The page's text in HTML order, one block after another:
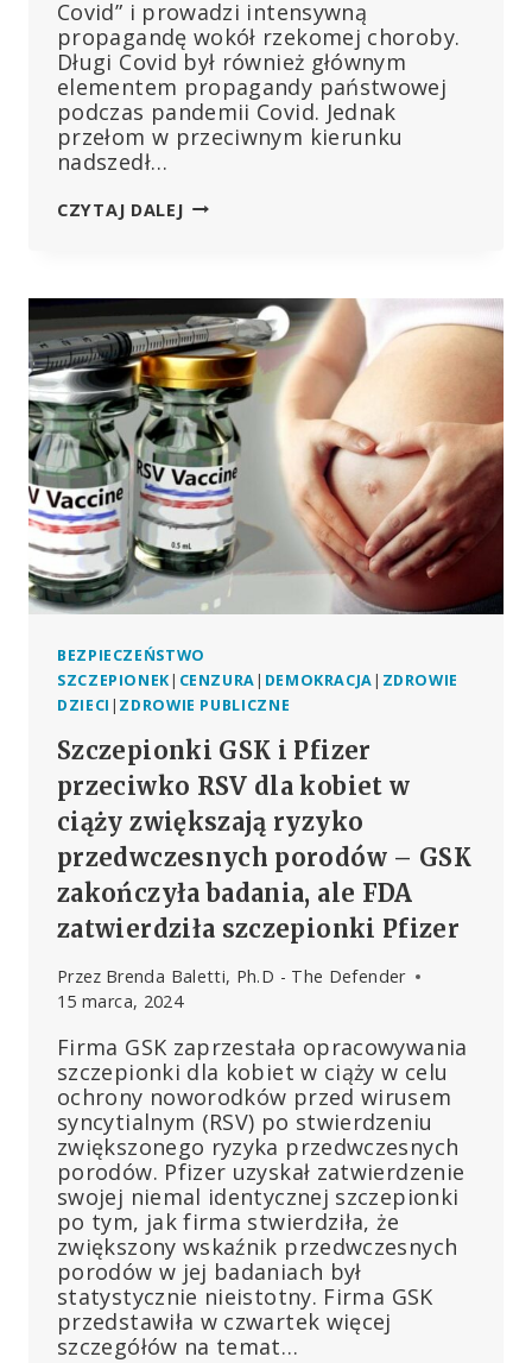
Covid” i prowadzi intensywną
propagandę wokół rzekomej choroby.
Długi Covid był również głównym
elementem propagandy państwowej
podczas pandemii Covid. Jednak
przełom w przeciwnym kierunku
nadszedł…
CZYTAJ DALEJAUSTRALIJSKIE
ISTNIEJE
BEZPIECZEŃSTWO
SZCZEPIONEK| CENZURA| DEMOKRACJA| ZDROWIE
DZIECI | ZDROWIE PUBLICZNE
Szczepionki GSK i Pfizer
przeciwko RSV dla kobiet w
ciąży zwiększają ryzyko
przedwczesnych porodów – GSK
zakończyła badania, ale FDA
zatwierdziła szczepionki Pfizer
Przez Brenda Baletti, Ph.D - The Defender
15 marca, 2024
Firma GSK zaprzestała opracowywania
szczepionki dla kobiet w ciąży w celu
ochrony noworodków przed wirusem
syncytialnym (RSV) po stwierdzeniu
zwiększonego ryzyka przedwczesnych
porodów. Pfizer uzyskał zatwierdzenie
swojej niemal identycznej szczepionki
po tym, jak firma stwierdziła, że
zwiększony wskaźnik przedwczesnych
porodów w jej badaniach był
statystycznie nieistotny. Firma GSK
przedstawiła w czwartek więcej
szczegółów na temat…